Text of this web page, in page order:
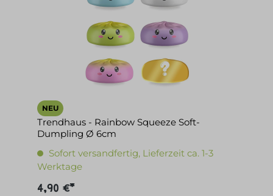
NEU
Trendhaus - Rainbow Squeeze Soft-
Dumpling Ø 6cm
Sofort versandfertig, Lieferzeit ca. 1-3
Werktage
4,90 €*